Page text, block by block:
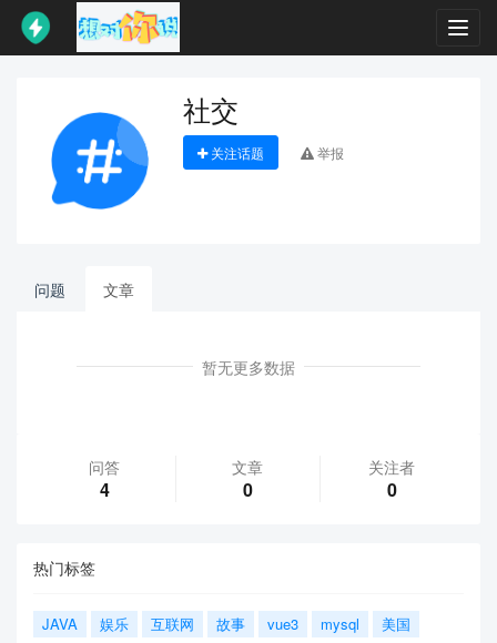
社交
关注话题 举报
问题 文章
暂无更多数据
问答
4
文章
0
关注者
0
热门标签
JAVA 娱乐 互联网 故事 vue3 mysql
美国